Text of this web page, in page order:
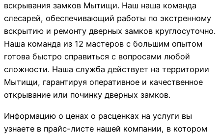
вскрывания замков Мытищи. Наш наша команда
слесарей, обеспечивающий работы по экстренному
вскрытию и ремонту дверных замков круглосуточно.
Наша команда из 12 мастеров с большим опытом
готова быстро справиться с вопросами любой
сложности. Наша служба действует на территории
Мытищи, гарантируя оперативное и качественное
открывание или починку дверных замков.
Информацию о ценах о расценках на услуги вы
узнаете в прайс-листе нашей компании, в котором